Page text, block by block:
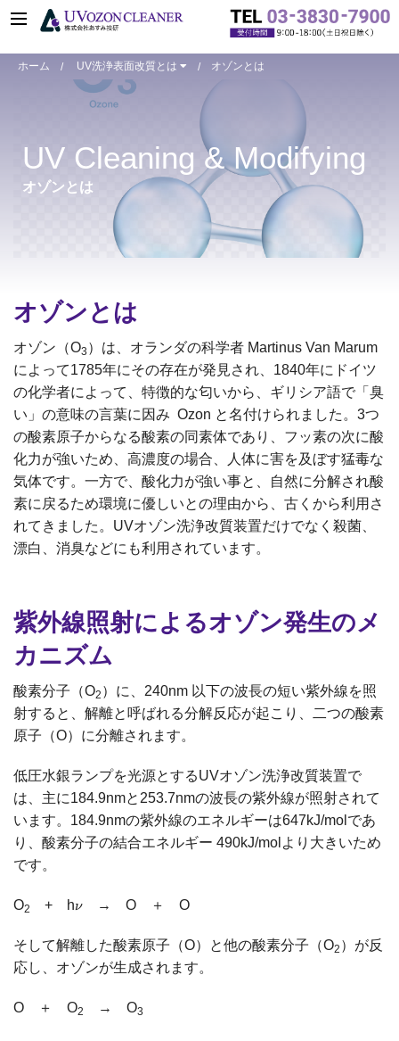
ホーム UV洗浄表面改質とは オゾンとは
UV Cleaning & Modifying
オゾンとは
オゾンとは
オゾン（O3 ）は、オランダの科学者 Martinus Van Marum
によって1785年にその存在が発見され、1840年にドイツ
の化学者によって、特徴的な匂いから、ギリシア語で「臭
い」の意味の言葉に因み Ozon と名付けられました。3つ
の酸素原子からなる酸素の同素体であり、フッ素の次に酸
化力が強いため、高濃度の場合、人体に害を及ぼす猛毒な
気体です。一方で、酸化力が強い事と、自然に分解され酸
素に戻るため環境に優しいとの理由から、古くから利用さ
れてきました。UVオゾン洗浄改質装置だけでなく殺菌、
漂白、消臭などにも利用されています。
紫外線照射によるオゾン発生のメ
カニズム
酸素分子（O2 ）に、240nm 以下の波長の短い紫外線を照
射すると、解離と呼ばれる分解反応が起こり、二つの酸素
原子（O）に分離されます。
低圧水銀ランプを光源とするUVオゾン洗浄改質装置で
は、主に184.9nmと253.7nmの波長の紫外線が照射されて
います。184.9nmの紫外線のエネルギーは647kJ/molであ
り、酸素分子の結合エネルギー 490kJ/molより大きいため
です。
O2 + hν
ν→ O ＋ O
そして解離した酸素原子（O）と他の酸素分子（O2 ）が反
応し、オゾンが生成されます。
O ＋ O2 → O3